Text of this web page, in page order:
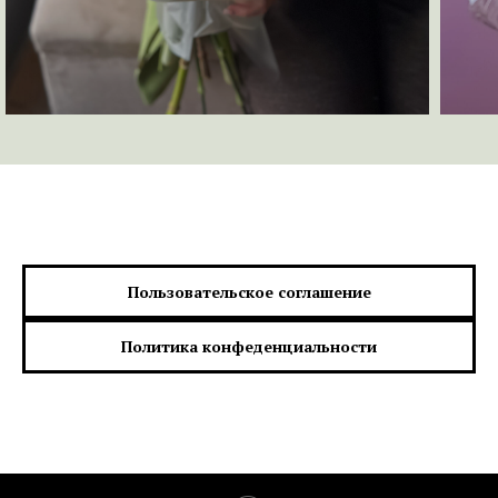
Пользовательское соглашение
Политика конфеденциальности